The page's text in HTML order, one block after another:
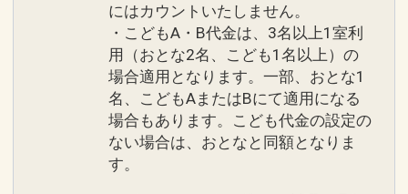
にはカウントいたしません。
・こどもA・B代金は、3名以上1室利
用（おとな2名、こども1名以上）の
場合適用となります。一部、おとな1
名、こどもAまたはBにて適用になる
場合もあります。こども代金の設定の
ない場合は、おとなと同額となりま
す。